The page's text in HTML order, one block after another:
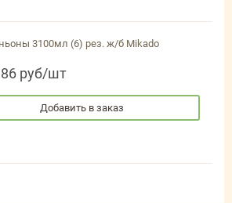
3100мл (6) рез. ж/б Mikado
руб/шт
Добавить в заказ